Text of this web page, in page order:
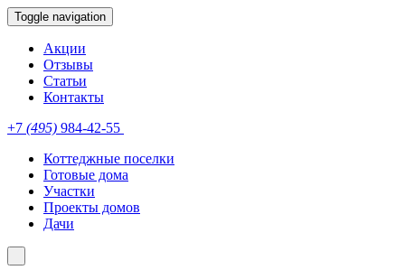
Toggle navigation
Акции
Отзывы
Статьи
Контакты
+7 (495) 984-42-55
Коттеджные поселки
Готовые дома
Участки
Проекты домов
Дачи